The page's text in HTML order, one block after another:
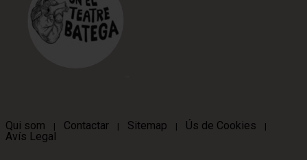
Qui som | Contactar | Sitemap | Ús de Cookies |
Avís Legal